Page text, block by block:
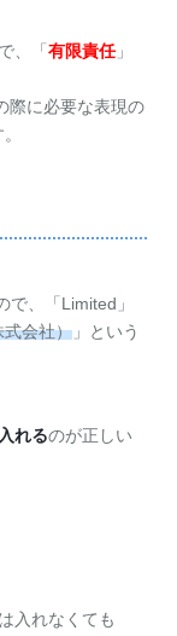
、「 有限責任」
際に必要な表現の
で、「Limited」
式会社） 」という
れるのが正しい
入れなくても